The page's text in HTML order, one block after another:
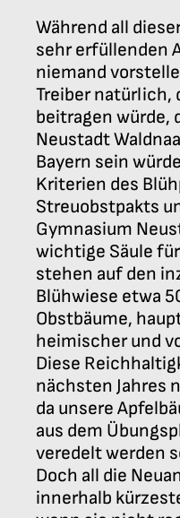
Während all
sehr erfüllenden
niemand
Treiber natürlich,
beitragen würde,
Neustadt
Bayern sein
Kriterien des
Streuobstpakts
Gymnasium
wichtige Säule
stehen auf den
Blühwiese etwa
Obstbäume,
heimischer und
Diese
nächsten Jahres
da unsere
aus dem
veredelt werden
Doch all die
innerhalb